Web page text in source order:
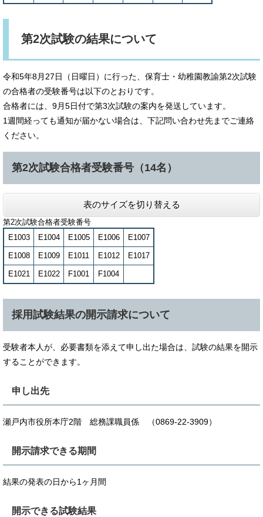
第2次試験の結果について
令和5年8月27日（日曜日）に行った、保育士・幼稚園教諭第2次試験
の合格者の受験番号は以下のとおりです。
合格者には、9月5日付で第3次試験の案内を発送しています。
1週間経っても通知が届かない場合は、下記問い合わせ先までご連絡
ください。
第2次試験合格者受験番号（14名）
表のサイズを切り替える
第2次試験合格者受験番号
E1003
E1004 E1005 E1006 E1007
E1008 E1009 E1011 E1012 E1017
E1021 E1022 F1001 F1004
採用試験結果の開示請求について
受験者本人が、必要書類を添えて申し出た場合は、試験の結果を開示
することができます。
申し出先
瀬戸内市役所本庁2階 総務課職員係 （0869-22-3909）
開示請求できる期間
結果の発表の日から1ヶ月間
開示できる試験結果